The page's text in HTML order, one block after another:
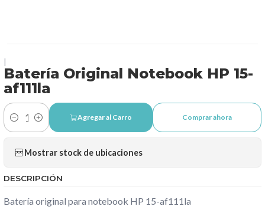
Batería Original Notebook HP 15-
af111la
Cantidad
Agregar al Carro Comprar ahora
Mostrar stock de ubicaciones
DESCRIPCIÓN
Batería original para notebook HP 15-af111la